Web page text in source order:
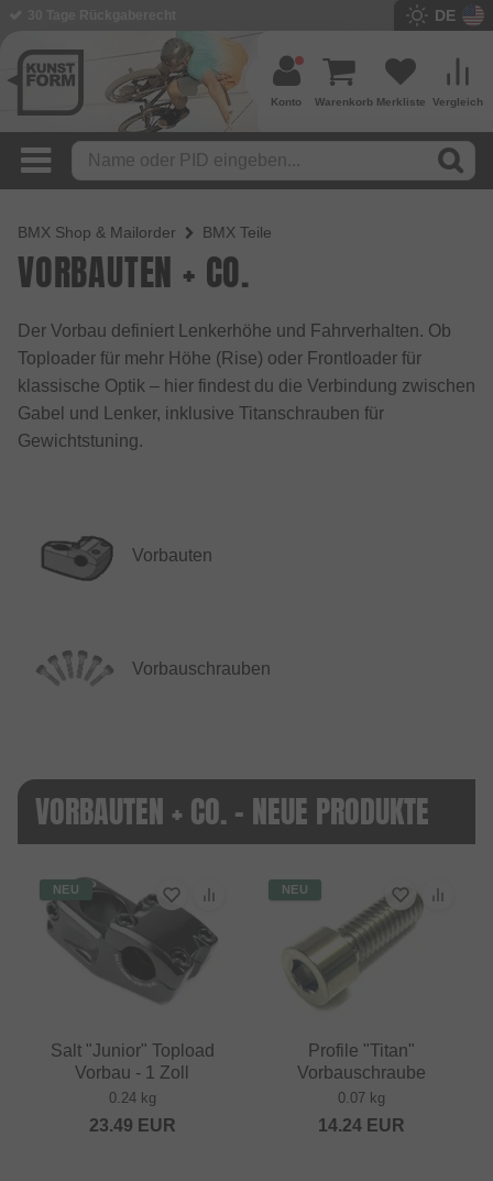
DE
Vergleich
Merkliste
Warenkorb
Konto
BMX Shop & Mailorder BMX Teile
VORBAUTEN + CO.
Der Vorbau definiert Lenkerhöhe und Fahrverhalten. Ob
Toploader für mehr Höhe (Rise) oder Frontloader für
klassische Optik – hier findest du die Verbindung zwischen
Gabel und Lenker, inklusive Titanschrauben für
Gewichtstuning.
Vorbauten
Vorbauschrauben
VORBAUTEN + CO. - NEUE PRODUKTE
NEU
Salt "Junior" Topload
Vorbau - 1 Zoll
0.24 kg
23.49 EUR
NEU
Profile "Titan"
Vorbauschraube
0.07 kg
14.24EUR